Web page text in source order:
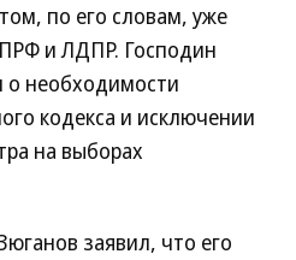
по его словам, уже
и ЛДПР. Господин
о необходимости
кодекса и исключении
на выборах
заявил, что его